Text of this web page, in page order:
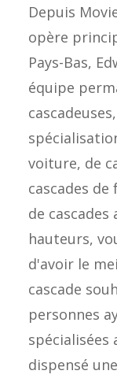
Depuis
opère
Pays-Bas,
équipe
voiture, de
cascades de
de
hauteurs,
d'avoir le
cascade
personnes
spécialisées
dispensé